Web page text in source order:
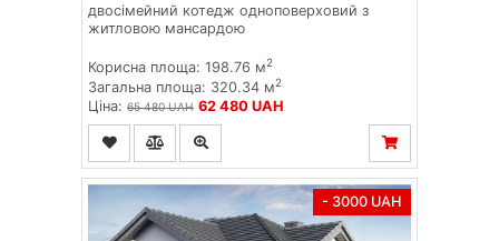
двосімейний котедж одноповерховий з
житловою мансардою
Корисна площа: 198.76 м2
Загальна площа: 320.34 м2
Ціна: 65 480 UAH 62 480 UAH
- 3000 UAH